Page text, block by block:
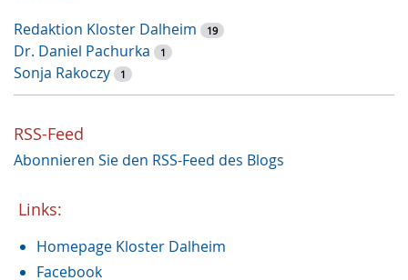
Zufallsfund 2
Kunst 2
Klostermauer 1
Fasten 1
Handwerk
Dalheimer Sommer 1
Nonnenkloster
Augustinus von Hippo 1
Weihnachtszeit
Redaktion Kloster Dalheim 19
Dr. Daniel Pachurka 1
Sonja Rakoczy 1
RSS-Feed
Abonnieren Sie den RSS-Feed des Blogs
Links:
Homepage Kloster Dalheim
Facebook